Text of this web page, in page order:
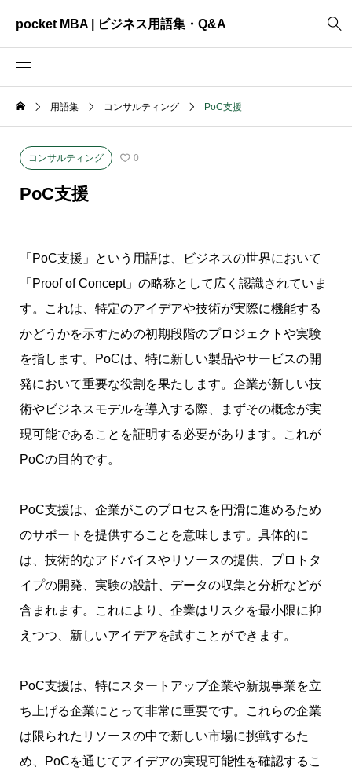
pocket MBA | ビジネス用語集・Q&A
ビジネス全般
資料作成
用語集 コンサルティング PoC支援
コンサルティング 0
PoC支援
「PoC支援」という用語は、ビジネスの世界において
「Proof of Concept」の略称として広く認識されていま
す。これは、特定のアイデアや技術が実際に機能する
かどうかを示すための初期段階のプロジェクトや実験
を指します。PoCは、特に新しい製品やサービスの開
発において重要な役割を果たします。企業が新しい技
術やビジネスモデルを導入する際、まずその概念が実
現可能であることを証明する必要があります。これが
PoCの目的です。
PoC支援は、企業がこのプロセスを円滑に進めるため
のサポートを提供することを意味します。具体的に
は、技術的なアドバイスやリソースの提供、プロトタ
イプの開発、実験の設計、データの収集と分析などが
含まれます。これにより、企業はリスクを最小限に抑
えつつ、新しいアイデアを試すことができます。
PoC支援は、特にスタートアップ企業や新規事業を立
ち上げる企業にとって非常に重要です。これらの企業
は限られたリソースの中で新しい市場に挑戦するた
め、PoCを通じてアイデアの実現可能性を確認するこ